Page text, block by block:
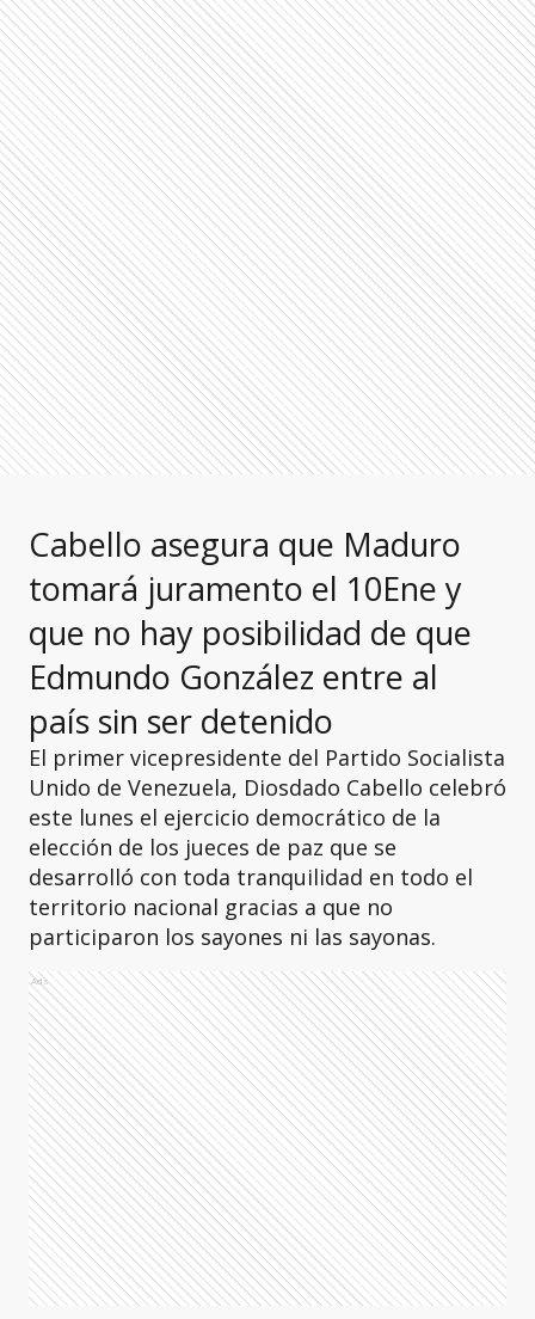
Cabello asegura que Maduro
tomará juramento el 10Ene y
que no hay posibilidad de que
Edmundo González entre al
país sin ser detenido
El primer vicepresidente del Partido Socialista
Unido de Venezuela, Diosdado Cabello celebró
este lunes el ejercicio democrático de la
elección de los jueces de paz que se
desarrolló con toda tranquilidad en todo el
territorio nacional gracias a que no
participaron los sayones ni las sayonas.
Ads